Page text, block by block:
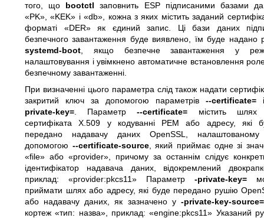
того, що bootctl заповнить ESP підписаними базами
«PK», «KEK» і «db», кожна з яких містить заданий
форматі «DER» як єдиний запис. Ці бази даних
безпечного завантаження буде виявлено, їм буде надано
systemd-boot , якщо безпечне завантаження у
налаштовування і увімкнено автоматичне встановлення
безпечному завантаженні.
При визначенні цього параметра слід також надати
закритий ключ за допомогою параметрів --certificate=
private-key= . Параметр--certificate= містить шлях
сертифіката X.509 у кодуванні PEM або адресу, які
передано надавачу даних OpenSSL,
допомогою --certificate-source, який приймає одне зі
«file» або «provider», причому за останнім слідує
ідентифікатор надавача даних, відокремлений
приклад: «provider:pkcs11» Параметр -private-key=
приймати шлях або адресу, які буде передано рушію
або надавачу даних, як зазначено у -private-key-source=
кортеж «тип: назва», приклад: «engine:pkcs11» Указаний